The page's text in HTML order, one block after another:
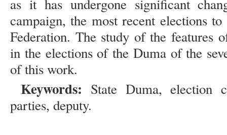
as it has undergone significant
campaign, the most recent elections
Federation. The study of the features
in the elections of the Duma of the
of this work.
Keywords: State Duma, election
parties, deputy.